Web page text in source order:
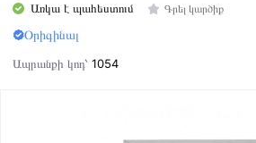
Առկա է պահեստում Գրել կարծիք
Օրիգինալ
Ապրանքի կոդ՝1054